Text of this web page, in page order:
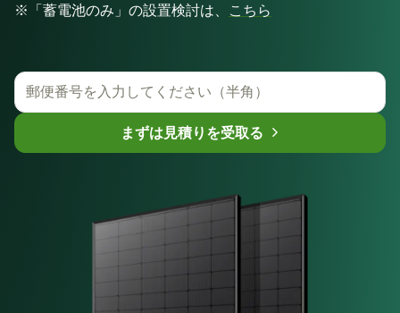
※「蓄電池のみ」の設置検討は、 こちら
まずは見積りを受取る